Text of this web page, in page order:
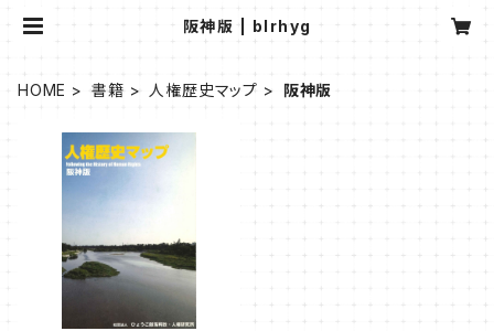
阪神版 | blrhyg
HOME 書籍 人権歴史マップ 阪神版